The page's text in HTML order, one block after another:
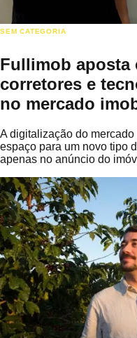
SEM CATEGORIA
Fullimob aposta
corretores e
no mercado
A digitalização do
espaço para um novo tipo
apenas no anúncio do